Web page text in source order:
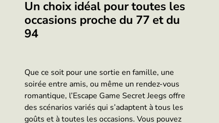
Un choix idéal pour toutes les
occasions proche du 77 et du
94
Que ce soit pour une sortie en famille, une
soirée entre amis, ou même un rendez-vous
romantique, l’Escape Game Secret Jeegs offre
des scénarios variés qui s’adaptent à tous les
goûts et à toutes les occasions. Vous pouvez